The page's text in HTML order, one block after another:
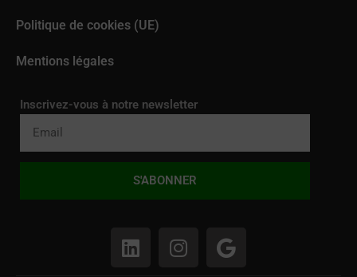
Politique de cookies (UE)
Mentions légales
Inscrivez-vous à notre newsletter
S'ABONNER